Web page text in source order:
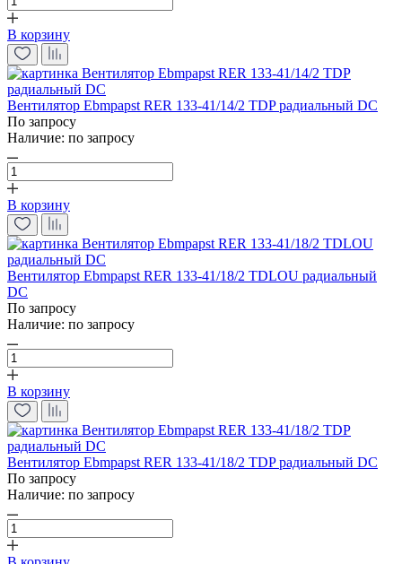
В корзину
Вентилятор Ebmpapst RER 133-41/14/2 TDP радиальный DC
По запросу
Наличие: по запросу
В корзину
Вентилятор Ebmpapst RER 133-41/18/2 TDLOU радиальный
DC
По запросу
Наличие: по запросу
В корзину
Вентилятор Ebmpapst RER 133-41/18/2 TDP радиальный DC
По запросу
Наличие: по запросу